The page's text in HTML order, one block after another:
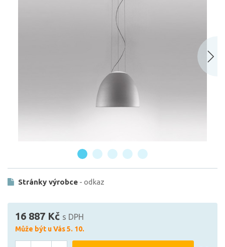
Stránky výrobce - odkaz
16 887 Kč s DPH
Může být u Vás 5. 10.